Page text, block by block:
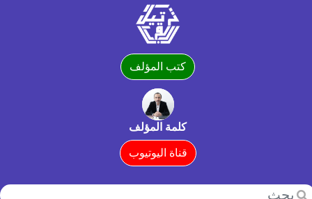
كتب المؤلف
كلمة المؤلف
قناة اليوتيوب